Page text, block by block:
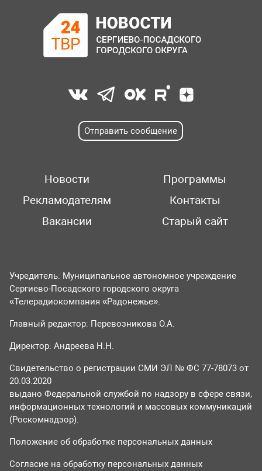
Отправить сообщение
Новости
Программы
Рекламодателям
Контакты
Вакансии
Старый сайт
Учредитель: Муниципальное автономное учреждение
Сергиево-Посадского городского округа
«Телерадиокомпания «Радонежье».
Главный редактор: Перевозникова О.А.
Директор: Андреева Н.Н.
Свидетельство о регистрации СМИ ЭЛ № ФС 77-78073 от
20.03.2020
выдано Федеральной службой по надзору в сфере связи,
информационных технологий и массовых коммуникаций
(Роскомнадзор).
Положение об обработке персональных данных
Согласие на обработку персональных данных